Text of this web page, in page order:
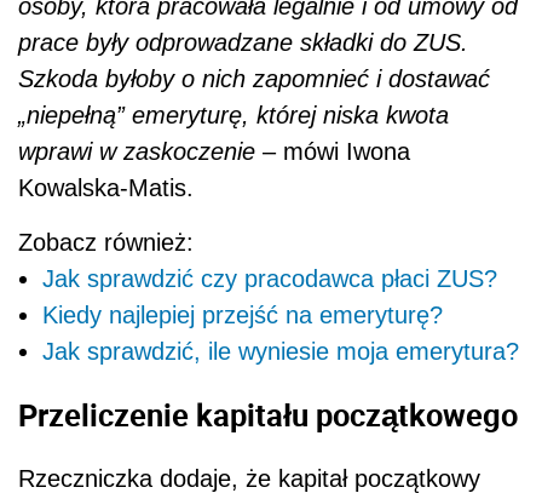
osoby, która pracowała legalnie i od umowy od
prace były odprowadzane składki do ZUS.
Szkoda byłoby o nich zapomnieć i dostawać
„niepełną” emeryturę, której niska kwota
wprawi w zaskoczenie – mówi Iwona
Kowalska-Matis.
Zobacz również:
Jak sprawdzić czy pracodawca płaci ZUS?
Kiedy najlepiej przejść na emeryturę?
Jak sprawdzić, ile wyniesie moja emerytura?
Przeliczenie kapitału początkowego
Rzeczniczka dodaje, że kapitał początkowy